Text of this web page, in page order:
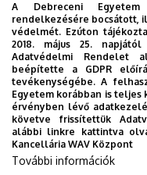
Épület, emelet,
Dolgozói
telefonkönyvében
A Debreceni
rendelkezésére bocsátott,
védelmét. Ezúton
2018. május 25.
Adatvédelmi Rendelet
beépítette a GDPR
tevékenységébe. A
Egyetem korábban is
érvényben lévő
követve frissítettük
alábbi linkre kattintva
Kancellária WAV Központ
További információk